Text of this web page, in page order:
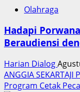
Olahraga
Hadapi
Beraudiensi
Harian Dialog
ANGGIA SEKARTAJI
Program Cetak